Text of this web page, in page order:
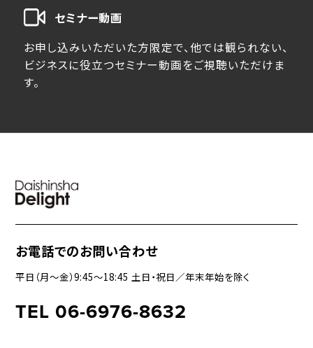
セミナー動画
お申し込みいただいた方限定で、他では観られない、
ビジネスに役立つセミナー動画をご視聴いただけま
す。
お電話でのお問い合わせ
平日（月〜金）9:45〜18:45 土日・祝日／年末年始を除く
TEL 06-6976-8632